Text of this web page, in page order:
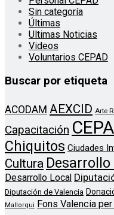
Sin categoría
Últimas
Ultimas Noticias
Videos
Voluntarios CEPAD
Buscar por etiqueta
ACODAM AEXCID Arte
Capacitación
Chiquitos Ciudades
Cultura Desarrollo
Desarrollo Local
Diputación de Valencia
Mallorqui
Fons Valencia